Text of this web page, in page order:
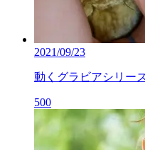
2021/09/23
動くグラビアシリー
500